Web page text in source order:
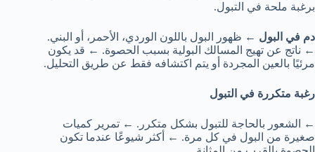
برغبة ملحة في التبول.
دم في البول ← ظهور البول باللون الوردي، الأحمر، أو البني.
← ناتج عن تهيج المسالك البولية بسبب الحصوة. ← قد يكون
مرئيًا بالعين المجردة أو يتم اكتشافه فقط عن طريق التحليل.
رغبة متكررة في التبول
← الشعور بالحاجة للتبول بشكل متكرر. ← تمرير كميات
صغيرة من البول في كل مرة. ← أكثر شيوعًا عندما تكون